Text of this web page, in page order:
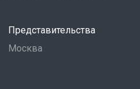
Представительства
Москва